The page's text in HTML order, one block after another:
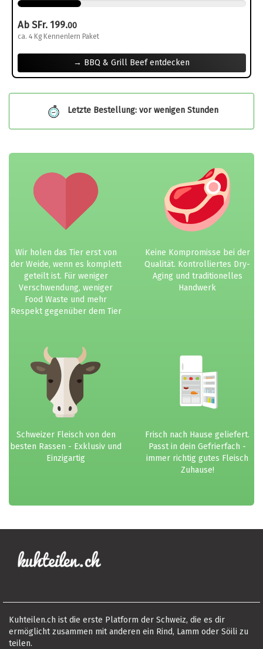
Ab SFr. 199.00
ca. 4 Kg Kennenlern Paket
→ BBQ & Grill Beef entdecken
Letzte Bestellung: vor wenigen Stunden
Wir holen das Tier erst von
der Weide, wenn es komplett
geteilt ist. Für weniger
Verschwendung, weniger
Food Waste und mehr
Respekt gegenüber dem Tier
Keine Kompromisse bei der
Qualität. Kontrolliertes Dry-
Aging und traditionelles
Handwerk
Schweizer Fleisch von den
besten Rassen - Exklusiv und
Einzigartig
Frisch nach Hause geliefert.
Passt in dein Gefrierfach -
immer richtig gutes Fleisch
Zuhause!
Kuhteilen.ch ist die erste Platform der Schweiz, die es dir
ermöglicht zusammen mit anderen ein Rind, Lamm oder Söili zu
teilen.